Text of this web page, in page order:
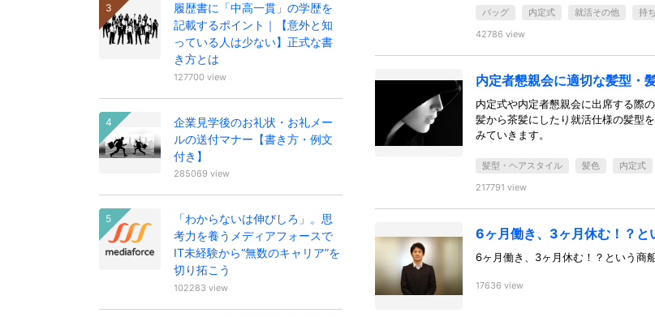
履歴書に「中高一貫」の学歴を
記載するポイント｜【意外と知
っている人は少ない】正式な書
き方とは
127700 view
企業見学後のお礼状・お礼メー
ルの送付マナー【書き方・例文
付き】
285069 view
「わからないは伸びしろ」。思
考力を養うメディアフォースで
IT未経験から“無数のキャリア”を
切り拓こう
102283 view
バッグ 内定式 就活その他
持
42786 view
内定者懇親会に適切な髪型・
内定式や内定者懇親会に出席する際
髪から茶髪にしたり就活仕様の髪型
みていきます。
髪型・ヘアスタイル 髪色 内定式
217791 view
6ヶ月働き、3ヶ月休む！？と
6ヶ月働き、3ヶ月休む！？という商
17636 view